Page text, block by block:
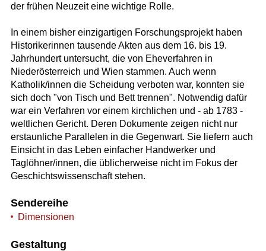
der frühen Neuzeit eine wichtige Rolle.
In einem bisher einzigartigen Forschungsprojekt haben
Historikerinnen tausende Akten aus dem 16. bis 19.
Jahrhundert untersucht, die von Eheverfahren in
Niederösterreich und Wien stammen. Auch wenn
Katholik/innen die Scheidung verboten war, konnten sie
sich doch "von Tisch und Bett trennen". Notwendig dafür
war ein Verfahren vor einem kirchlichen und - ab 1783 -
weltlichen Gericht. Deren Dokumente zeigen nicht nur
erstaunliche Parallelen in die Gegenwart. Sie liefern auch
Einsicht in das Leben einfacher Handwerker und
Taglöhner/innen, die üblicherweise nicht im Fokus der
Geschichtswissenschaft stehen.
Sendereihe
Dimensionen
Gestaltung